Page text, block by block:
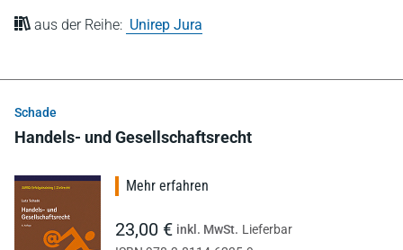
aus der Reihe: Unirep Jura
Schade
Handels- und Gesellschaftsrecht
Mehr erfahren
23,00 € inkl. MwSt. Lieferbar